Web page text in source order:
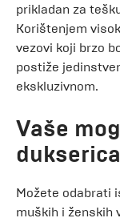
prikladan za
Korištenjem
vezovi koji brzo
postiže
ekskluzivnom.
Vaše
dukserica
Možete odabrati
muških i ženskih